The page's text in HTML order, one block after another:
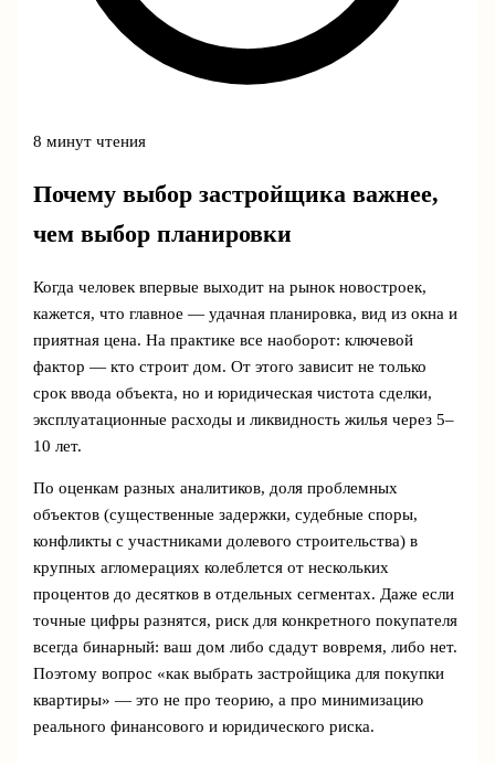
8 минут чтения
Почему выбор застройщика важнее,
чем выбор планировки
Когда человек впервые выходит на рынок новостроек,
кажется, что главное — удачная планировка, вид из окна и
приятная цена. На практике все наоборот: ключевой
фактор — кто строит дом. От этого зависит не только
срок ввода объекта, но и юридическая чистота сделки,
эксплуатационные расходы и ликвидность жилья через 5–
10 лет.
По оценкам разных аналитиков, доля проблемных
объектов (существенные задержки, судебные споры,
конфликты с участниками долевого строительства) в
крупных агломерациях колеблется от нескольких
процентов до десятков в отдельных сегментах. Даже если
точные цифры разнятся, риск для конкретного покупателя
всегда бинарный: ваш дом либо сдадут вовремя, либо нет.
Поэтому вопрос «как выбрать застройщика для покупки
квартиры» — это не про теорию, а про минимизацию
реального финансового и юридического риска.